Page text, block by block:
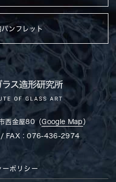
ンフレット
西金屋80（Google Map ）
FAX：076-436-2974
ーポリシー